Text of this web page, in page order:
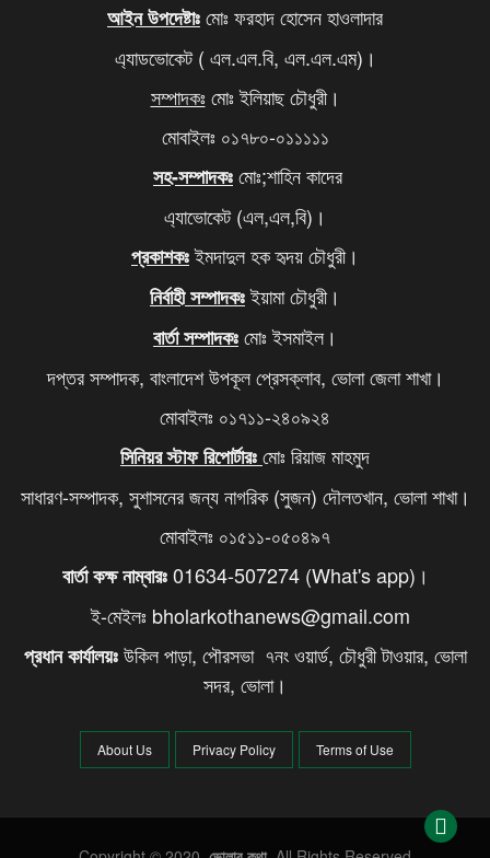
আবারও বাড়ল এলপি গ্যাসের দাম
দিল্লিতে থাকা আপনার বোনকে বাংলাদেশে ফেরত পাঠান,
মোদিকে ওয়াইসির কড়া হুঁশিয়ারি
আইন উপদেষ্টাঃমোঃ ফরহাদ হোসেন হাওলাদার
এ্যাডভোকেট ( এল.এল.বি, এল.এল.এম)।
সম্পাদকঃ মোঃ ইলিয়াছ চৌধুরী।
মোবাইলঃ ০১৭৮০-০১১১১১
সহ-সম্পাদকঃমোঃ;শাহিন কাদের
এ্যাভোকেট (এল,এল,বি)।
প্রকাশকঃইমদাদুল হক হৃদয় চৌধুরী।
নির্বাহী সম্পাদকঃইয়ামা চৌধুরী।
বার্তা সম্পাদকঃমোঃ ইসমাইল।
দপ্তর সম্পাদক, বাংলাদেশ উপকূল প্রেসক্লাব, ভোলা জেলা শাখা।
মোবাইলঃ ০১৭১১-২৪০৯২৪
সিনিয়র স্টাফ রিপোর্টারঃমোঃ রিয়াজ মাহমুদ
সাধারণ-সম্পাদক, সুশাসনের জন্য নাগরিক (সুজন) দৌলতখান, ভোলা শাখা।
মোবাইলঃ ০১৫১১-০৫০৪৯৭
বার্তা কক্ষ নাম্বারঃ01634-507274 (What's app)।
ই-মেইলঃ bholarkothanews@gmail.com
প্রধান কার্যালয়ঃউকিল পাড়া, পৌরসভা ৭নং ওয়ার্ড, চৌধুরী টাওয়ার, ভোলা
সদর, ভোলা।
About Us Privacy Policy Terms of Use